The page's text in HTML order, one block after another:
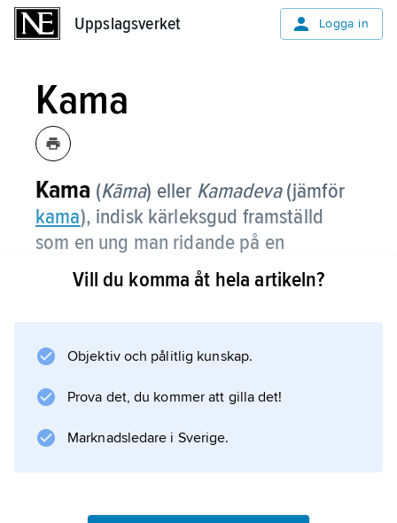
Uppslagsverket Logga in
Kama
Kama (Kāma) eller Kamadeva(jämför
kama), indisk kärleksgud framställd
som en ung man ridande på en
papegoja och med en makara(fisk eller
imaginärt sjödjur) i sitt banér.
Rati (’Vällusten’) och Priti (’Njutningen’) samt
apsaraser
. Då han med sina pilar sökte tända den
asketiske
Vill du komma åt hela artikeln?
Objektiv och pålitlig kunskap.
Prova det, du kommer att gilla det!
Marknadsledare i Sverige.